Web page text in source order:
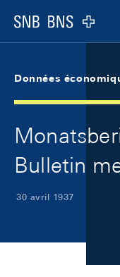
Logo
Données
Bulletin
30 avril 1937